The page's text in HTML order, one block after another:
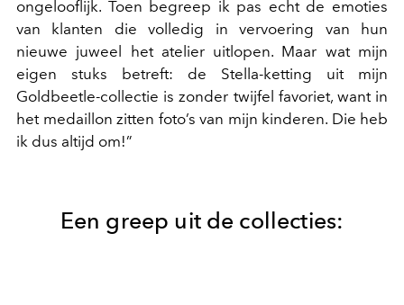
ongelooflijk. Toen begreep ik pas echt de emoties
van klanten die volledig in vervoering van hun
nieuwe juweel het atelier uitlopen. Maar wat mijn
eigen stuks betreft: de Stella-ketting uit mijn
Goldbeetle-collectie is zonder twijfel favoriet, want in
het medaillon zitten foto’s van mijn kinderen. Die heb
ik dus altijd om!”
Een greep uit de collecties: